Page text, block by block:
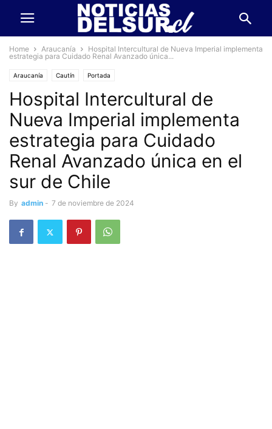
Home Araucanía
Hospital Intercultural de Nueva Imperial implementa
estrategia para Cuidado Renal Avanzado única...
Araucanía Cautín Portada
Hospital Intercultural de
Nueva Imperial implementa
estrategia para Cuidado
Renal Avanzado única en el
sur de Chile
By admin - 7 de noviembre de 2024